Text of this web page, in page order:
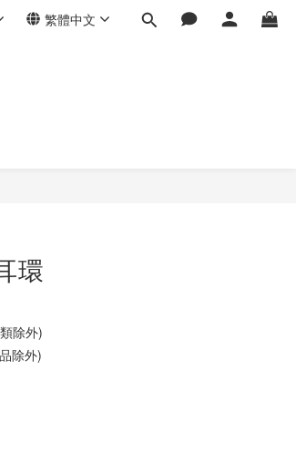
繁體中文
環
除外)
除外)